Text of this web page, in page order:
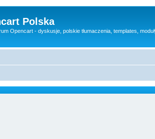
Polska
Opencart - dyskusje, polskie tłumaczenia, templates,